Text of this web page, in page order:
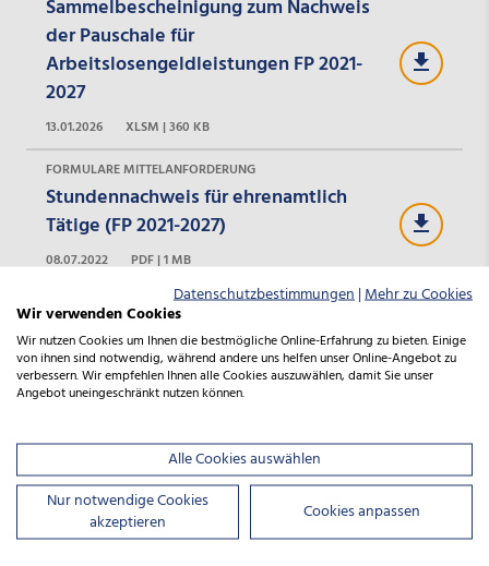
Sammelbescheinigung zum Nachweis
der Pauschale für
Arbeitslosengeldleistungen FP 2021-
2027
13.01.2026
XLSM | 360 KB
FORMULARE MITTELANFORDERUNG
Stundennachweis für ehrenamtlich
Tätige (FP 2021-2027)
08.07.2022
PDF | 1 MB
FORMULARE MITTELANFORDERUNG
Stundennachweis für festangestelltes
Personal (FP 2021-2027)
08.07.2022
PDF | 1 MB
Sammelbescheinigung zum Nachweis
der Pauschale für Leistungen nach dem
Asylbewerberleistungsgesetz FP 2021-
2027
Datenschutzbestimmungen|Mehr zu Cookies
Wir verwenden Cookies
Wir nutzen Cookies um Ihnen die bestmögliche Online-Erfahrung zu bieten. Einige
von ihnen sind notwendig, während andere uns helfen unser Online-Angebot zu
verbessern. Wir empfehlen Ihnen alle Cookies auszuwählen, damit Sie unser
Angebot uneingeschränkt nutzen können.
Alle Cookies auswählen
Nur notwendige Cookies
akzeptieren
Cookies anpassen